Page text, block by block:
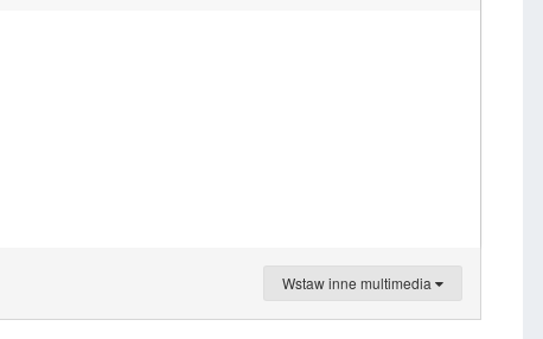
Wstaw inne multimedia